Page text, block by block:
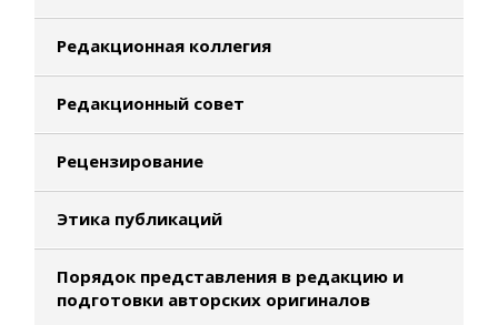
Редакционная коллегия
Редакционный совет
Рецензирование
Этика публикаций
Порядок представления в редакцию и
подготовки авторских оригиналов